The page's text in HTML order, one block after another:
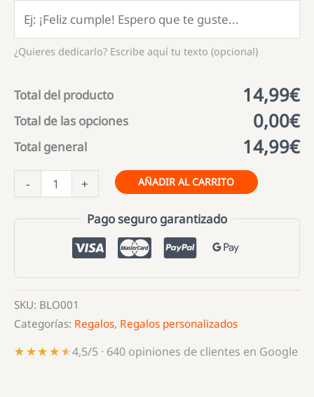
¿Quieres dedicarlo? Escribe aquí tu texto (opcional)
Total del producto 14,99€
Total de las opciones 0,00€
Total general 14,99€
-
Notas
Personalizado
+ AÑADIR AL CARRITO
Pago seguro garantizado
SKU: BLO001
Categorías: Regalos, Regalos personalizados
★★★★★
★★★★★4,5/5 · 640 opiniones de clientes en Google